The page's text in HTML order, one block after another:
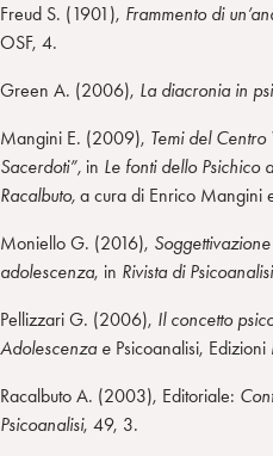
Freud S. (1901), Frammento di
OSF, 4.
Green A. (2006), La diacronia in
Mangini E. (2009), Temi del
Sacerdoti”, in Le fonti dello Psichico
Racalbuto, a cura di Enrico Mangini
Moniello G. (2016),
adolescenza, in Rivista di Psicoanalisi
Pellizzari G. (2006), Il concetto
Adolescenza e Psicoanalisi,
Racalbuto A. (2003), Editoriale:
Psicoanalisi, 49, 3.